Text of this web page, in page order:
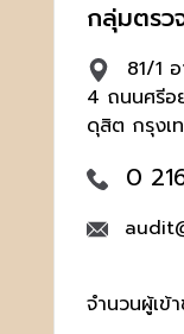
กลุ่มตรว
81/1
4 ถนนศรีอ
ดุสิต กรุงเ
0
จำนวนผู้เข้